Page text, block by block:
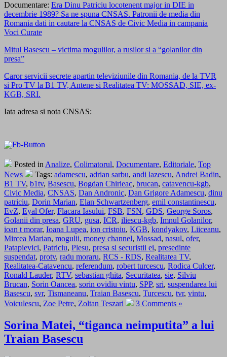
Documentare: Era Dinu Patriciu locotenent major in DIE in
decembrie 1989? Sa ne spuna CNSAS. Patronii de media din
Romania dati in cautare la CNSAS de Civic Media in campania
Voci Curate
Mitul Basescu – victima mogulilor, a rusilor si a “golanilor din
presa”
Caror servicii secrete apartin televiziunile din Romania, de la TVR
si Pro TV la B1 TV, Antene si Realitatea TV: MOSSAD, SIE, ex-
KGB, SRI.
Iata adresa si nota CNSAS:
Posted in Analize, Colimatorul, Documentare, Editoriale, Top
News
Tags: adamescu, adrian sarbu, andi lazescu, Andrei Badin,
B1 TV, b1tv, Basescu, Bogdan Chirieac, brucan, catavencu-kgb,
Civic Media, CNSAS, Dan Andronic, Dan Grigore Adamescu, dinu
patriciu, Dorin Marian, Elan Schwartzenberg, emil constantinescu,
EvZ, Eyal Ofer, Flacara Iasului, FSB, FSN, GDS, George Soros,
Golanii din presa, GRU, gusa, ICR, iliescu-kgb, Imnul Golanilor,
ioan t morar, Ioana Lupea, ion cristoiu, KGB, kondyakov, Liiceanu,
Mircea Marian, mogulii, money channel, Mossad, nasul, ofer,
Patapievici, Patriciu, Plesu, presa si securistii ei, presedinte
suspendat, protv, radu moraru, RCS - RDS, Realitatea TV,
Realitatea-Catavencu, referendum, robert turcescu, Rodica Culcer,
Ronald Lauder, RTV, sebastian ghita, Securitatea, sie, Silviu
Brucan, Sorin Oancea, sorin ovidiu vintu, SPP, sri, suspendarea lui
Basescu, svr, Tismaneanu, Traian Basescu, Turcescu, tvr, vintu,
Voiculescu, Zoe Petre, Zoltan Teszari 3 Comments »
Sorina Matei, “tiganca neimputita” a lui
Traian Basescu